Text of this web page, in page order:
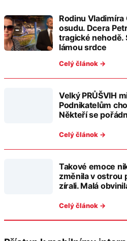
Rodinu Vladimíra
osudu. Dcera
tragické nehodě.
lámou srdce
Celý článok →
Velký PRŮŠVIH
Podnikatelům
Někteří se
Celý článok →
Takové emoce
změnila v ostrou
zírali. Malá
Celý článok →